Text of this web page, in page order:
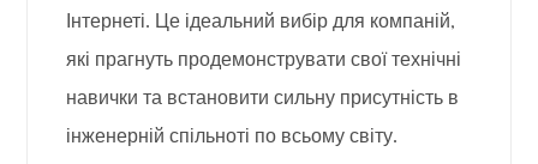
Інтернеті. Це ідеальний вибір для компаній,
які прагнуть продемонструвати свої технічні
навички та встановити сильну присутність в
інженерній спільноті по всьому світу.